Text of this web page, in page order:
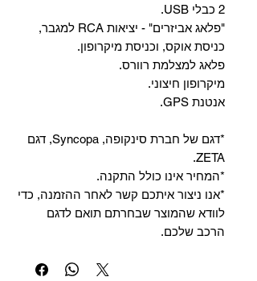
2 כבלי USB.
"פלאג אביזרים" - יציאות RCA למגבר,
כניסת אוקס, וכניסת מיקרופון.
פלאג למצלמת רוורס.
מיקרופון חיצוני.
אנטנת GPS.
*דגם של חברת סינקופה, Syncopa, דגם
ZETA.
*המחיר אינו כולל התקנה.
*אנו ניצור איתכם קשר לאחר ההזמנה, כדי
לוודא שהמוצר שבחרתם תואם לדגם
הרכב שלכם.